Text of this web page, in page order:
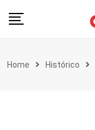
Home Histórico